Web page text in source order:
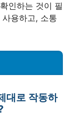
인하는 것이 필
용하고, 소통
대로 작동하